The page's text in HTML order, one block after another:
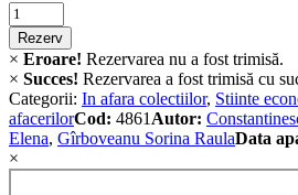
Criminalistica
quantity
Rezerv
× Eroare! Rezervarea nu a fost trimisă.
× Succes! Rezervarea a fost trimisă cu
Categorii: In afara colectiilor, Stiinte
afacerilorCod: 4861 Autor:
Elena, Gîrboveanu Sorina RaulaData
×